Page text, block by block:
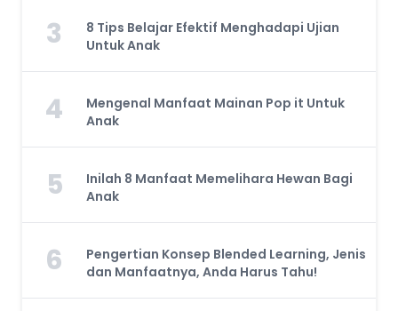
3
8 Tips Belajar Efektif Menghadapi Ujian
Untuk Anak
4
Mengenal Manfaat Mainan Pop it Untuk
Anak
5
Inilah 8 Manfaat Memelihara Hewan Bagi
Anak
6
Pengertian Konsep Blended Learning, Jenis
dan Manfaatnya, Anda Harus Tahu!